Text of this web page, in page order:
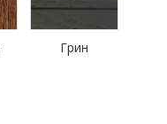
Грин